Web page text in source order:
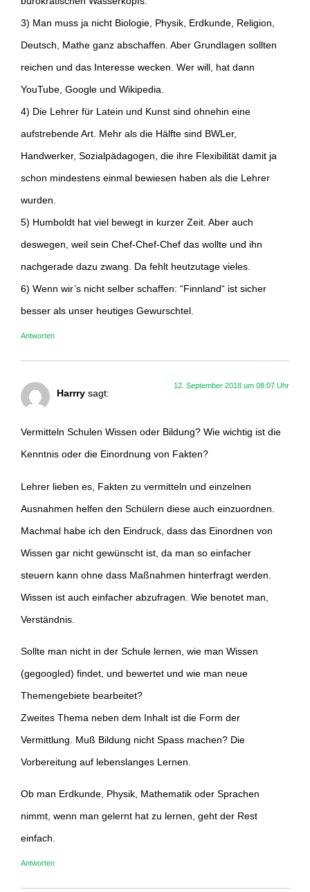
3) Man muss ja nicht Biologie, Physik, Erdkunde, Religion,
Deutsch, Mathe ganz abschaffen. Aber Grundlagen sollten
reichen und das Interesse wecken. Wer will, hat dann
YouTube, Google und Wikipedia.
4) Die Lehrer für Latein und Kunst sind ohnehin eine
aufstrebende Art. Mehr als die Hälfte sind BWLer,
Handwerker, Sozialpädagogen, die ihre Flexibilität damit ja
schon mindestens einmal bewiesen haben als die Lehrer
wurden.
5) Humboldt hat viel bewegt in kurzer Zeit. Aber auch
deswegen, weil sein Chef-Chef-Chef das wollte und ihn
nachgerade dazu zwang. Da fehlt heutzutage vieles.
6) Wenn wir’s nicht selber schaffen: “Finnland“ ist sicher
besser als unser heutiges Gewurschtel.
Antworten
Harrry sagt:
12. September 2018 um 08:07 Uhr
Vermitteln Schulen Wissen oder Bildung? Wie wichtig ist die
Kenntnis oder die Einordnung von Fakten?
Lehrer lieben es, Fakten zu vermitteln und einzelnen
Ausnahmen helfen den Schülern diese auch einzuordnen.
Machmal habe ich den Eindruck, dass das Einordnen von
Wissen gar nicht gewünscht ist, da man so einfacher
steuern kann ohne dass Maßnahmen hinterfragt werden.
Wissen ist auch einfacher abzufragen. Wie benotet man,
Verständnis.
Sollte man nicht in der Schule lernen, wie man Wissen
(gegoogled) findet, und bewertet und wie man neue
Themengebiete bearbeitet?
Zweites Thema neben dem Inhalt ist die Form der
Vermittlung. Muß Bildung nicht Spass machen? Die
Vorbereitung auf lebenslanges Lernen.
Ob man Erdkunde, Physik, Mathematik oder Sprachen
nimmt, wenn man gelernt hat zu lernen, geht der Rest
einfach.
Antworten